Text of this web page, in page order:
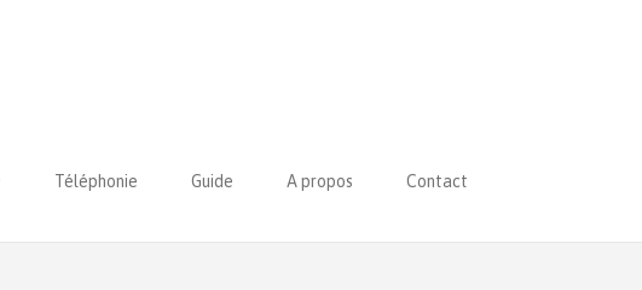
Téléphonie Guide A propos Contact